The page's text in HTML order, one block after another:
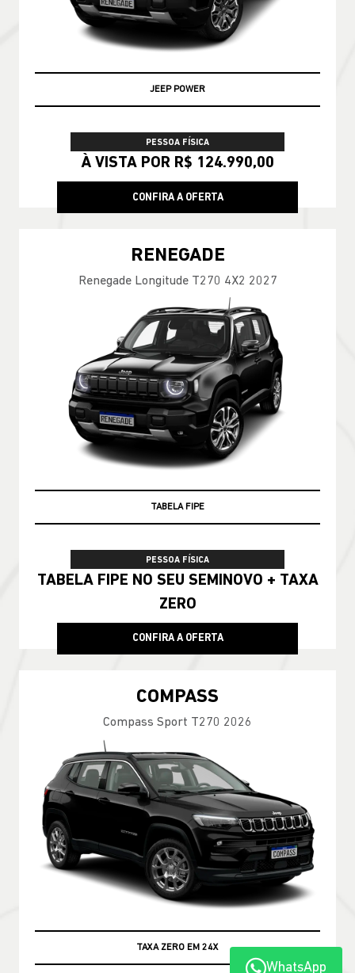
JEEP POWER
PESSOA FÍSICA
À VISTA POR R$ 124.990,00
CONFIRA A OFERTA
RENEGADE
Renegade Longitude T270 4X2 2027
TABELA FIPE
PESSOA FÍSICA
TABELA FIPE NO SEU SEMINOVO + TAXA
ZERO
CONFIRA A OFERTA
COMPASS
Compass Sport T270 2026
TAXA ZERO EM 24X
WhatsApp